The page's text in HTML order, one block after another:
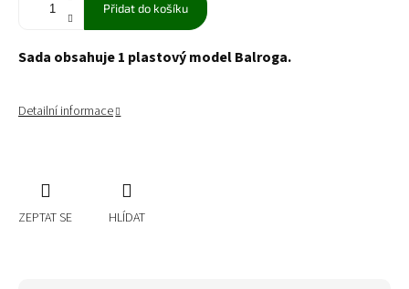
Přidat do košíku
Sada obsahuje 1 plastový model Balroga.
Detailní informace
ZEPTAT SE HLÍDAT